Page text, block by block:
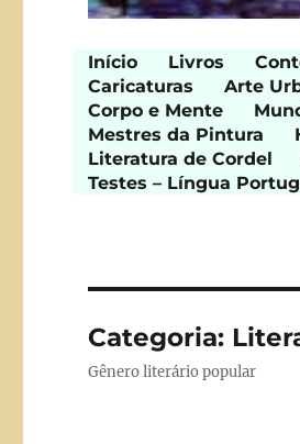
Início Livros
Caricaturas
Arte
Corpo e Mente
Mestres da Pintura
Literatura de Cordel
Testes – Língua
Categoria:
Gênero literário popular